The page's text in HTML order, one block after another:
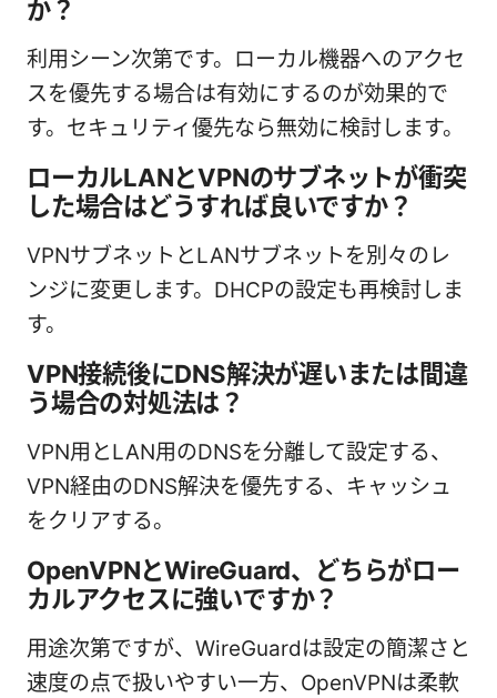
か？
利用シーン次第です。ローカル機器へのアクセ
スを優先する場合は有効にするのが効果的で
す。セキュリティ優先なら無効に検討します。
ローカルLANとVPNのサブネットが衝突
した場合はどうすれば良いですか？
VPNサブネットとLANサブネットを別々のレ
ンジに変更します。DHCPの設定も再検討しま
す。
VPN接続後にDNS解決が遅いまたは間違
う場合の対処法は？
VPN用とLAN用のDNSを分離して設定する、
VPN経由のDNS解決を優先する、キャッシュ
をクリアする。
OpenVPNとWireGuard、どちらがロー
カルアクセスに強いですか？
用途次第ですが、WireGuardは設定の簡潔さと
速度の点で扱いやすい一方、OpenVPNは柔軟